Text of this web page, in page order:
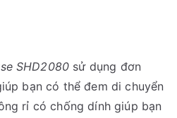
SHD2080 sử dụng đơn
bạn có thể đem di chuyển
rỉ có chống dính giúp bạn